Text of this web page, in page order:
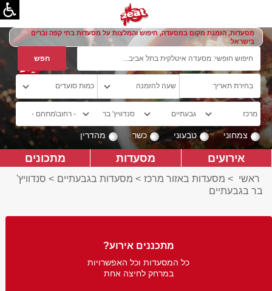
מסעדות, הזמנת מקום במסעדה, חיפוש והמלצות על מסעדות בתי קפה וברים
בישראל
צמחוני טבעוני כשר מהדרין
אירועים מסעדות מתכונים
ראשי > מסעדות באזור מרכז > מסעדות בגבעתיים > סנדוויץ'
בר בגבעתיים
מתכננים אירוע?
כל המסעדות וכל האפשרויות
במרחק לחיצה אחת